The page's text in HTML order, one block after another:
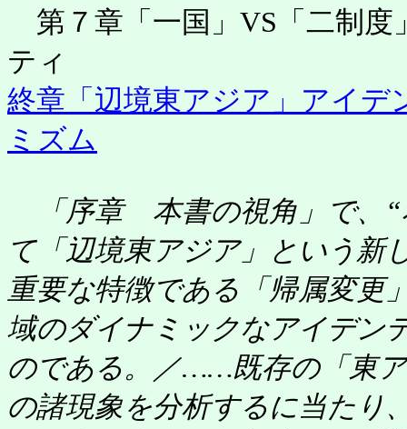
第７章「一国」VS「二制度
ティ
終章「辺境東アジア」アイ
ミズム
「序章 本書の視角」で、“
て「辺境東アジア」という新
重要な特徴である「帰属変更
域のダイナミックなアイデン
のである。／……既存の「東
の諸現象を分析するに当たり